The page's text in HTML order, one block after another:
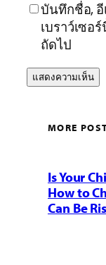
บันทึกชื่อ,
เบราว์เซอ
ถัดไป
MORE
Is Your
How to
Can Be